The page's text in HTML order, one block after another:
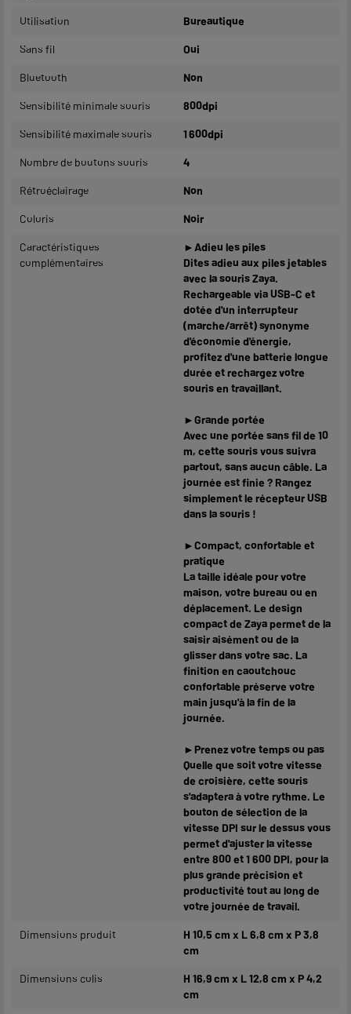
Utilisation Bureautique
Sans fil Oui
Bluetooth Non
Sensibilité minimale souris 800dpi
Sensibilité maximale souris 1 600dpi
Nombre de boutons souris 4
Rétroéclairage Non
Coloris Noir
Caractéristiques
complémentaires
►Adieu les piles
Dites adieu aux piles jetables
avec la souris Zaya.
Rechargeable via USB-C et
dotée d'un interrupteur
(marche/arrêt) synonyme
d'économie d'énergie,
profitez d'une batterie longue
durée et rechargez votre
souris en travaillant.
►Grande portée
Avec une portée sans fil de 10
m, cette souris vous suivra
partout, sans aucun câble. La
journée est finie ? Rangez
simplement le récepteur USB
dans la souris !
►Compact, confortable et
pratique
La taille idéale pour votre
maison, votre bureau ou en
déplacement. Le design
compact de Zaya permet de la
saisir aisément ou de la
glisser dans votre sac. La
finition en caoutchouc
confortable préserve votre
main jusqu'à la fin de la
journée.
►Prenez votre temps ou pas
Quelle que soit votre vitesse
de croisière, cette souris
s'adaptera à votre rythme. Le
bouton de sélection de la
vitesse DPI sur le dessus vous
permet d'ajuster la vitesse
entre 800 et 1 600 DPI, pour la
plus grande précision et
productivité tout au long de
votre journée de travail.
Dimensions produit
H 10,5 cm x L 6,8 cm x P 3,8
cm
Dimensions colis
H 16,9 cm x L 12,8 cm x P 4,2
cm